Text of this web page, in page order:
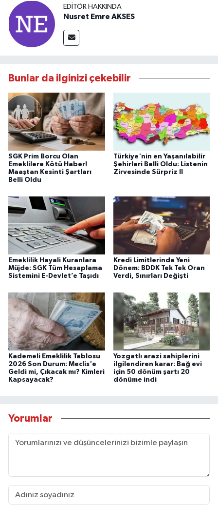
EDITÖR HAKKINDA
Nusret Emre AKSES
Bunlar da ilginizi çekebilir
SGK Prim Borcu Olan
Emeklilere Kötü Haber!
Maaştan Kesinti Şartları
Belli Oldu
Türkiye'nin en Yaşanılabilir
Şehirleri Belli Oldu: Listenin
Zirvesinde Sürpriz Il
Emeklilik Hayali Kuranlara
Müjde: SGK Tüm Hesaplama
Sistemini E-Devlet’e Taşıdı
Kredi Limitlerinde Yeni
Dönem: BDDK Tek Tek Oran
Verdi, Sınırları Değişti
Kademeli Emeklilik Tablosu
2026 Son Durum: Meclis'e
Geldi mi, Çıkacak mı? Kimleri
Kapsayacak?
Yozgatlı arazi sahiplerini
ilgilendiren karar: Bağ evi
için 50 dönüm şartı 20
dönüme indi
Yorumlar